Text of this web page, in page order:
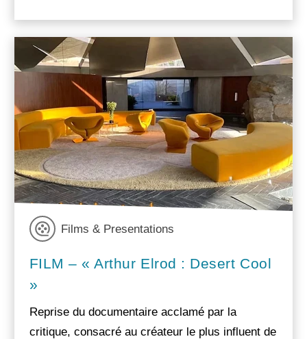
Films & Presentations
FILM – « Arthur Elrod : Desert Cool
»
Reprise du documentaire acclamé par la
critique, consacré au créateur le plus influent de